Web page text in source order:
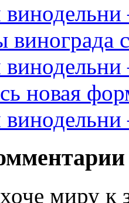
новая
миру к